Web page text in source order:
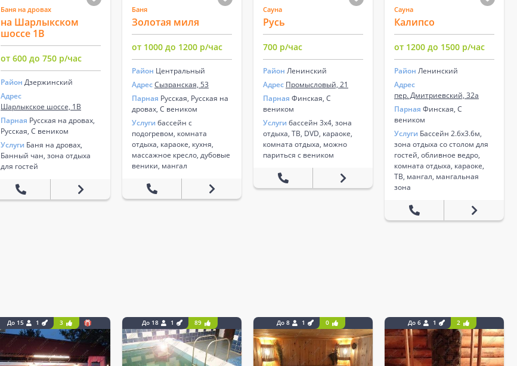
Баня на дровах
на Шарлыкском
шоссе 1В
от 600 до 750 р/час
Район Дзержинский
Адрес
Шарлыкское шоссе, 1В
Парная Русская на дровах,
Русская, С веником
Услуги Баня на дровах,
Банный чан, зона отдыха
для гостей
Баня
Золотая миля
от 1000 до 1200 р/час
Район Центральный
АдресСызранская, 53
Парная Русская, Русская на
дровах, С веником
Услуги бассейн с
подогревом, комната
отдыха, караоке, кухня,
массажное кресло, дубовые
веники, мангал
Сауна
Русь
700 р/час
Район Ленинский
Адрес Промысловый, 21
Парная Финская, С
веником
Услуги бассейн 3х4, зона
отдыха, ТВ, DVD, караоке,
комната отдыха, можно
париться с веником
Сауна
Калипсо
от 1200 до 1500 р/час
Район Ленинский
Адрес
пер. Дмитриевский, 32а
Парная Финская, С
веником
Услуги Бассейн 2.6х3.6м,
зона отдыха со столом для
гостей, обливное ведро,
комната отдыха, караоке,
ТВ, мангал, мангальная
зона
До 15 1 3 До 18 1 89 До 8 1 0 До 6 1 2